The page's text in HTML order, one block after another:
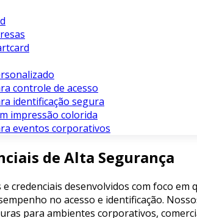
controle de acesso
identificação segura
impressão colorida
eventos corporativos
de Alta Segurança
e credenciais desenvolvidos com foco
no acesso e identificação.
para ambientes corporativos,